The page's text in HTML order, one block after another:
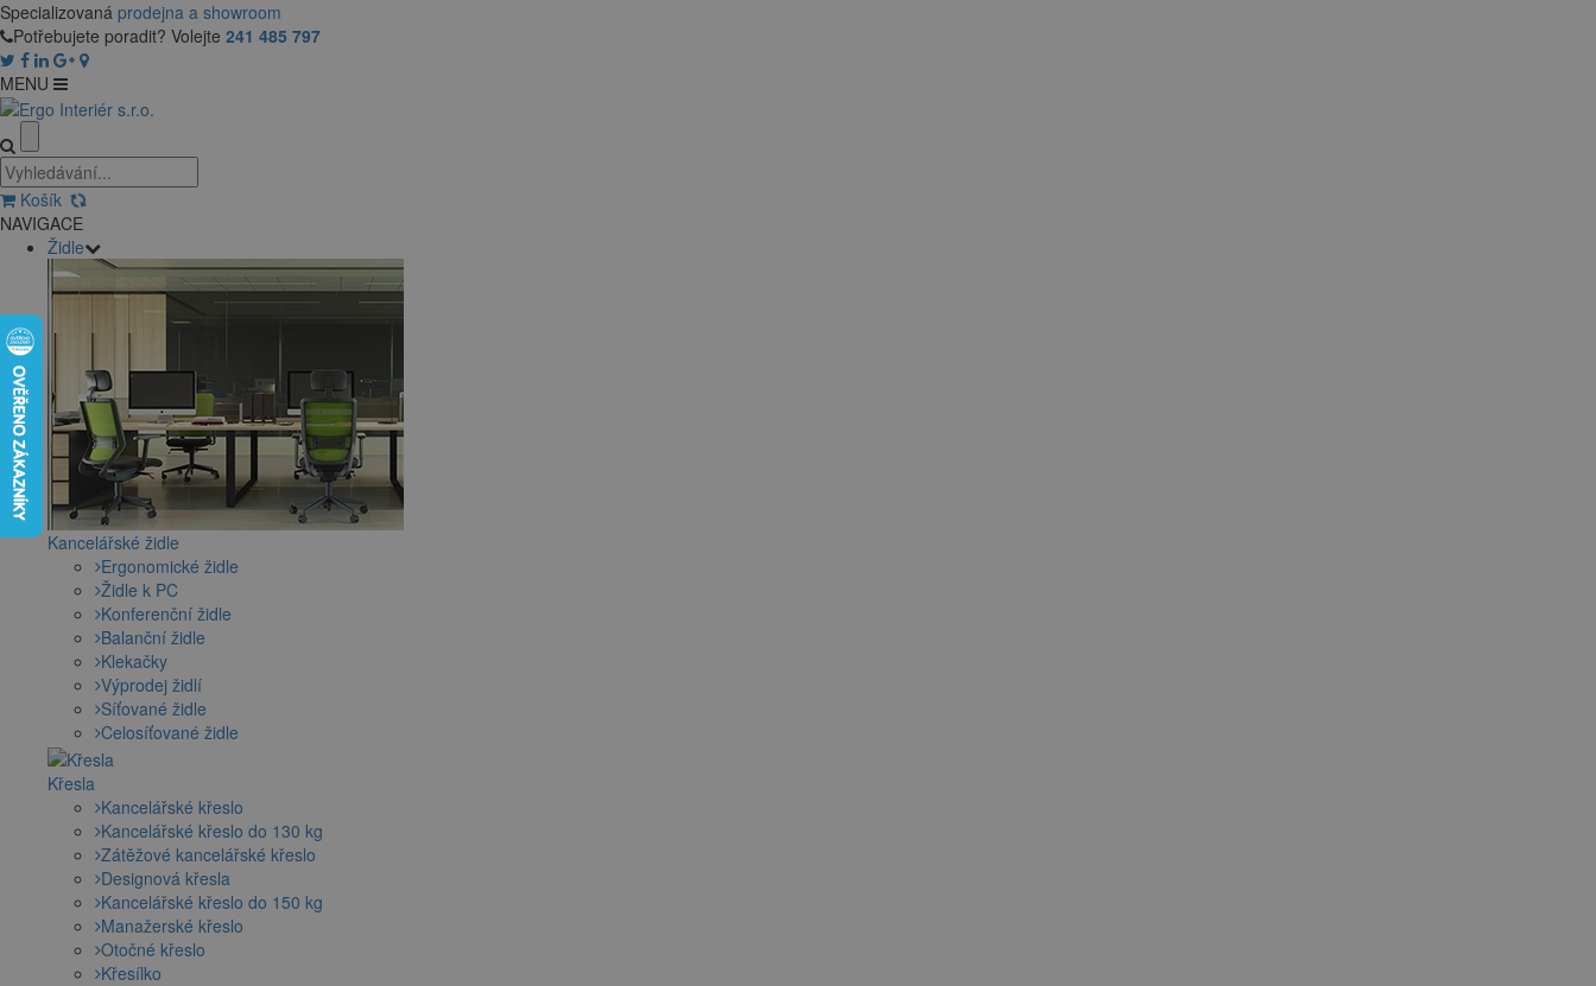
Specializovaná prodejna a showroom
Potřebujete poradit? Volejte 241 485 797
MENU
Košík
NAVIGACE
Židle
Kancelářské židle
Ergonomické židle
Židle k PC
Konferenční židle
Balanční židle
Klekačky
Výprodej židlí
Síťované židle
Celosíťované židle
Křesla
Kancelářské křeslo
Kancelářské křeslo do 130 kg
Zátěžové kancelářské křeslo
Designová křesla
Kancelářské křeslo do 150 kg
Manažerské křeslo
Otočné křeslo
Křesílko